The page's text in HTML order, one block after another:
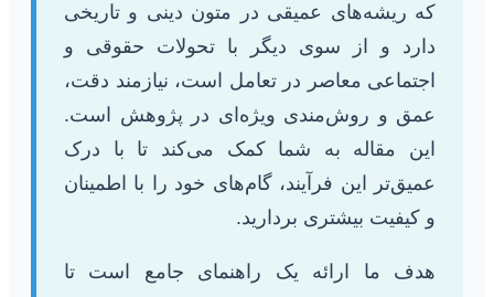
که ریشه‌های عمیقی در متون دینی و تاریخی
دارد و از سوی دیگر با تحولات حقوقی و
اجتماعی معاصر در تعامل است، نیازمند دقت،
عمق و روش‌مندی ویژه‌ای در پژوهش است.
این مقاله به شما کمک می‌کند تا با درک
عمیق‌تر این فرآیند، گام‌های خود را با اطمینان
و کیفیت بیشتری بردارید.
هدف ما ارائه یک راهنمای جامع است تا